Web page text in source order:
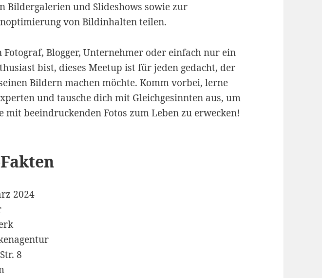
Bildergalerien und Slideshows sowie zur
von Bildinhalten teilen.
Fotograf, Blogger, Unternehmer oder einfach nur ein
bist, dieses Meetup ist für jeden gedacht, der
Bildern machen möchte. Komm vorbei, lerne
und tausche dich mit Gleichgesinnten aus, um
mit beeindruckenden Fotos zum Leben zu erwecken!
2024
8